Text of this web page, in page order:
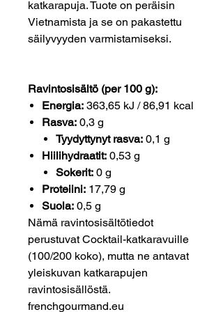
katkarapuja. Tuote on peräisin
Vietnamista ja se on pakastettu
säilyvyyden varmistamiseksi.
Ravintosisältö (per 100 g):
Energia: 363,65 kJ / 86,91 kcal
Rasva: 0,3 g
Tyydyttynyt rasva: 0,1 g
Hiilihydraatit: 0,53 g
Sokerit: 0 g
Proteiini: 17,79 g
Suola: 0,5 g
Nämä ravintosisältötiedot
perustuvat Cocktail-katkaravuille
(100/200 koko), mutta ne antavat
yleiskuvan katkarapujen
ravintosisällöstä.
frenchgourmand.eu